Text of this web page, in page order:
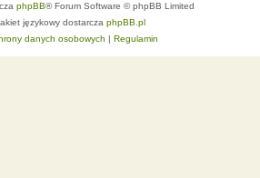
phpBB® Forum Software © phpBB Limited
językowy dostarcza phpBB.pl
danych osobowych | Regulamin